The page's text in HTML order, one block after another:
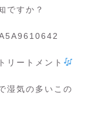
ですか？
リートメント
湿気の多いこの